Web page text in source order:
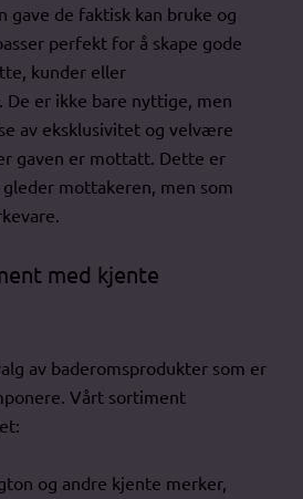
gave de faktisk kan bruke og
perfekt for å skape gode
kunder eller
De er ikke bare nyttige, men
av eksklusivitet og velvære
gaven er mottatt. Dette er
mottakeren, men som
med kjente
av baderomsprodukter som er
Vårt sortiment
og andre kjente merker,